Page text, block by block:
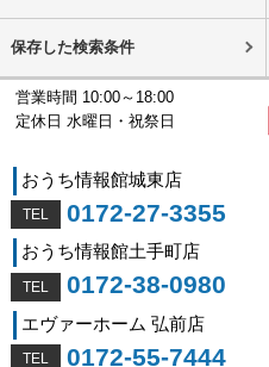
保存した検索条件
営業時間 10:00～18:00
定休日 水曜日・祝祭日
おうち情報館城東店
0172-27-3355
おうち情報館土手町店
0172-38-0980
エヴァーホーム 弘前店
0172-55-7444